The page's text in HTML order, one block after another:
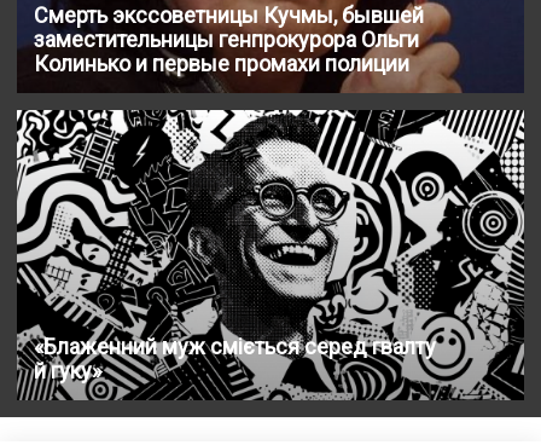
Смерть экссоветницы Кучмы, бывшей
заместительницы генпрокурора Ольги
Колинько и первые промахи полиции
«Блаженний муж сміється серед гвалту
й гуку»